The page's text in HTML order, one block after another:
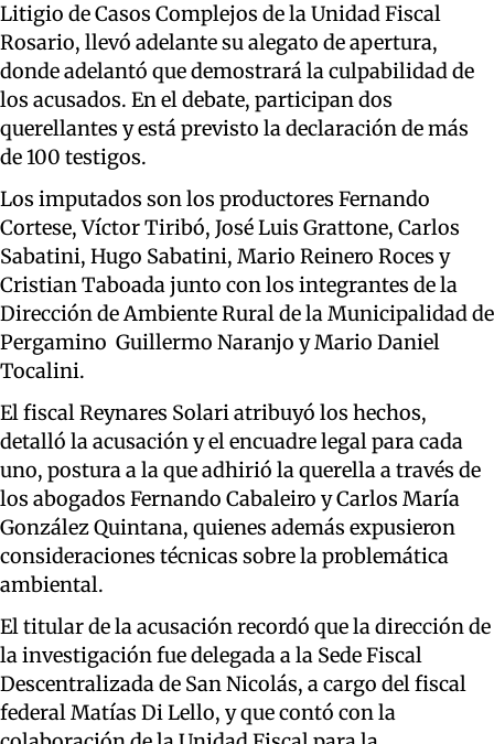
Litigio de Casos Complejos de la Unidad Fiscal
Rosario, llevó adelante su alegato de apertura,
donde adelantó que demostrará la culpabilidad de
los acusados. En el debate, participan dos
querellantes y está previsto la declaración de más
de 100 testigos.
Los imputados son los productores Fernando
Cortese, Víctor Tiribó, José Luis Grattone, Carlos
Sabatini, Hugo Sabatini, Mario Reinero Roces y
Cristian Taboada junto con los integrantes de la
Dirección de Ambiente Rural de la Municipalidad de
Pergamino Guillermo Naranjo y Mario Daniel
Tocalini.
El fiscal Reynares Solari atribuyó los hechos,
detalló la acusación y el encuadre legal para cada
uno, postura a la que adhirió la querella a través de
los abogados Fernando Cabaleiro y Carlos María
González Quintana, quienes además expusieron
consideraciones técnicas sobre la problemática
ambiental.
El titular de la acusación recordó que la dirección de
la investigación fue delegada a la Sede Fiscal
Descentralizada de San Nicolás, a cargo del fiscal
federal Matías Di Lello, y que contó con la